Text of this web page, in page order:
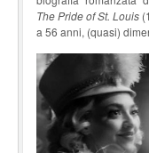
The Pride of St. Louis
a 56 anni, (quasi)